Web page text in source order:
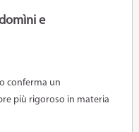
e
conferma un
più rigoroso in materia